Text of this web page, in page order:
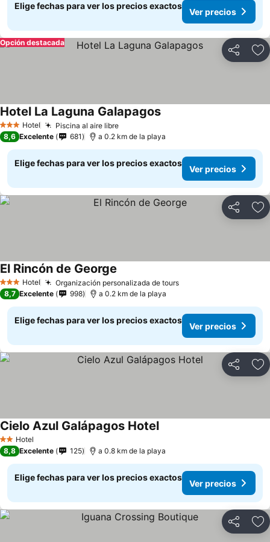
Elige fechas para ver los precios exactos
Ver precios
Compartir
Opción destacada
3 Estrellas
Hotel Piscina al aire libre
Hotel La Laguna Galapagos
8,6 Excelente 681 a 0.2 km de la playa
Elige fechas para ver los precios exactos
Ver precios
Compartir
3 Estrellas
Hotel Organización personalizada de tours
El Rincón de George
8,7 Excelente 998 a 0.2 km de la playa
Elige fechas para ver los precios exactos
Ver precios
Compartir
2 Estrellas
Hotel
Cielo Azul Galápagos Hotel
8,8 Excelente 125 a 0.8 km de la playa
Elige fechas para ver los precios exactos
Ver precios
Compartir